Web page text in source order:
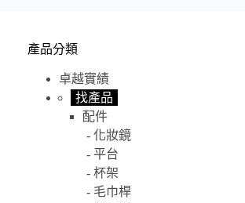
產品分類
卓越實績
找產品
配件
化妝鏡
平台
杯架
毛巾桿